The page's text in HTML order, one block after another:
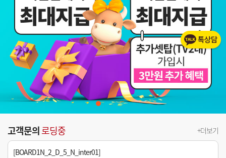
고객문의로딩중 +더보기
[BOARD1N_2_D_5_N_inter01]